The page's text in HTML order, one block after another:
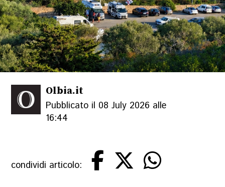
Olbia.it
Pubblicato il 08 July 2026 alle
16:44
condividi articolo: